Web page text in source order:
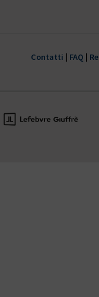
Contatti | FAQ |